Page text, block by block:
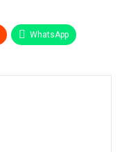
WhatsApp